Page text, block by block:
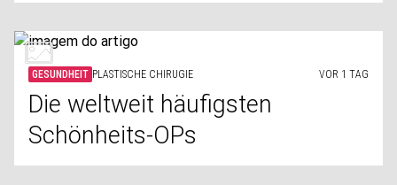
GESUNDHEIT PLASTISCHE CHIRUGIE VOR 1 TAG
Die weltweit häufigsten
Schönheits-OPs